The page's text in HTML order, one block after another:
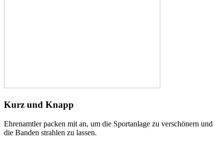
Kurz und Knapp
Ehrenamtler packen mit an, um die Sportanlage zu verschönern und
die Banden strahlen zu lassen.